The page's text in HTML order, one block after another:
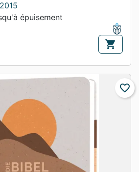
épuisement
shopping_cart
favorite_border